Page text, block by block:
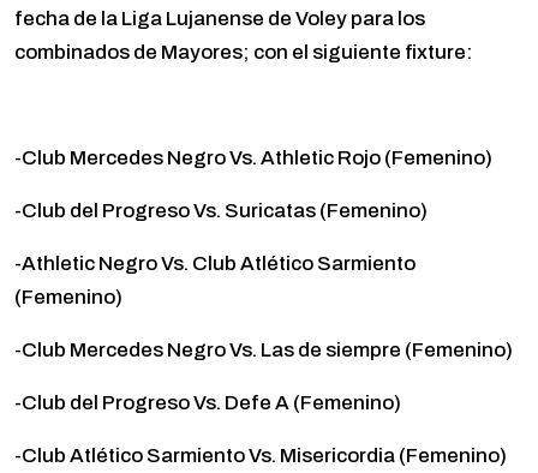
fecha de la Liga Lujanense de Voley para los
combinados de Mayores; con el siguiente fixture:
-Club Mercedes Negro Vs. Athletic Rojo (Femenino)
-Club del Progreso Vs. Suricatas (Femenino)
-Athletic Negro Vs. Club Atlético Sarmiento
(Femenino)
-Club Mercedes Negro Vs. Las de siempre (Femenino)
-Club del Progreso Vs. Defe A (Femenino)
-Club Atlético Sarmiento Vs. Misericordia (Femenino)